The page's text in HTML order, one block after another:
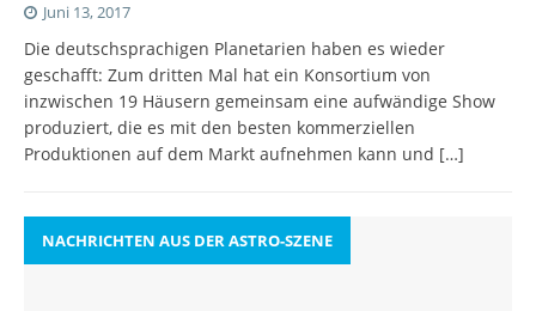
Juni 13, 2017
Die deutschsprachigen Planetarien haben es wieder
geschafft: Zum dritten Mal hat ein Konsortium von
inzwischen 19 Häusern gemeinsam eine aufwändige Show
produziert, die es mit den besten kommerziellen
Produktionen auf dem Markt aufnehmen kann und […]
NACHRICHTEN AUS DER ASTRO-SZENE